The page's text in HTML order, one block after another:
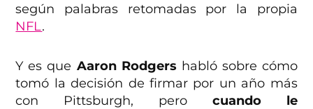
según palabras retomadas por la propia
NFL.
Y es que Aaron Rodgers habló sobre cómo
tomó la decisión de firmar por un año más
con Pittsburgh, pero cuando le